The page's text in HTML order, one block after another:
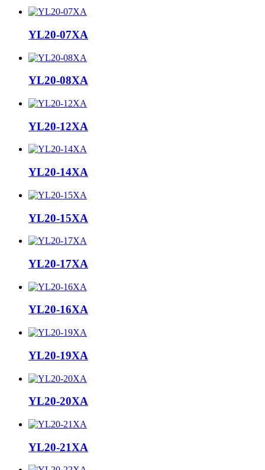
YL20-07XA
YL20-08XA
YL20-12XA
YL20-14XA
YL20-15XA
YL20-17XA
YL20-16XA
YL20-19XA
YL20-20XA
YL20-21XA